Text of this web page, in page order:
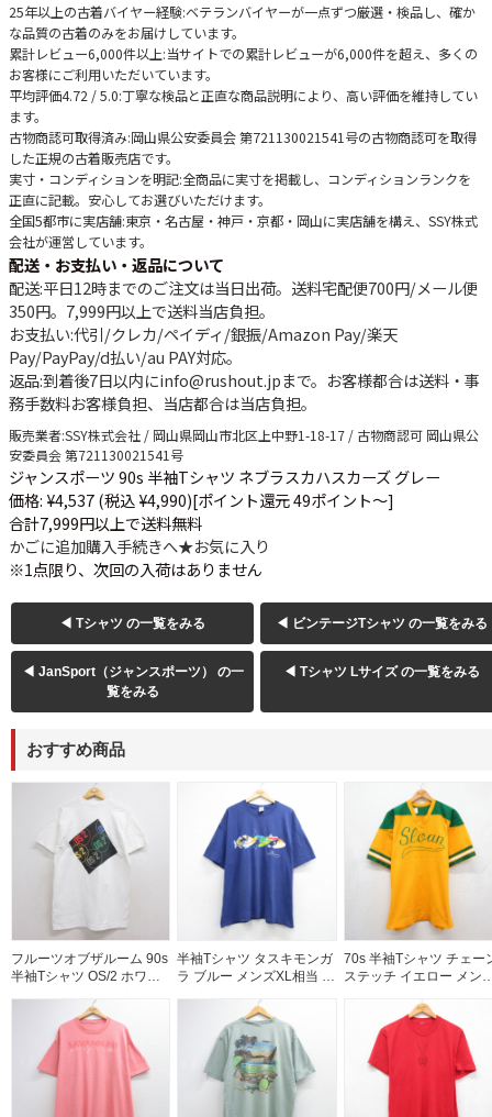
25年以上の古着バイヤー経験:ベテランバイヤーが一点ずつ厳選・検品し、確か
な品質の古着のみをお届けしています。
累計レビュー6,000件以上:当サイトでの累計レビューが6,000件を超え、多くの
お客様にご利用いただいています。
平均評価4.72 / 5.0:丁寧な検品と正直な商品説明により、高い評価を維持してい
ます。
古物商認可取得済み:岡山県公安委員会 第721130021541号の古物商認可を取得
した正規の古着販売店です。
実寸・コンディションを明記:全商品に実寸を掲載し、コンディションランクを
正直に記載。安心してお選びいただけます。
全国5都市に実店舗:東京・名古屋・神戸・京都・岡山に実店舗を構え、SSY株式
会社が運営しています。
配送・お支払い・返品について
配送:平日12時までのご注文は当日出荷。送料宅配便700円/メール便
350円。 7,999円以上で送料当店負担。
お支払い:代引/クレカ/ペイディ/銀振/Amazon Pay/楽天
Pay/PayPay/d払い/au PAY対応。
返品:到着後7日以内にinfo@rushout.jpまで。お客様都合は送料・事
務手数料お客様負担、当店都合は当店負担。
販売業者:SSY株式会社 / 岡山県岡山市北区上中野1-18-17 / 古物商認可 岡山県公
安委員会 第721130021541号
ジャンスポーツ 90s 半袖Tシャツ ネブラスカハスカーズ グレー
価格: ¥4,537 (税込 ¥4,990)[ポイント還元 49ポイント～]
合計7,999円以上で送料無料
かごに追加購入手続きへ★お気に入り
※1点限り、次回の入荷はありません
◀ Tシャツ の一覧をみる ◀ ビンテージTシャツ の一覧をみる
◀ JanSport（ジャンスポーツ） の一
覧をみる
◀ Tシャツ Lサイズ の一覧をみる
おすすめ商品
フルーツオブザルーム 90s
半袖Tシャツ OS/2 ホワイ
半袖Tシャツ タスキモンガ
ラ ブルー メンズXL相当 |
70s 半袖Tシャツ チェー
ステッチ イエロー メン